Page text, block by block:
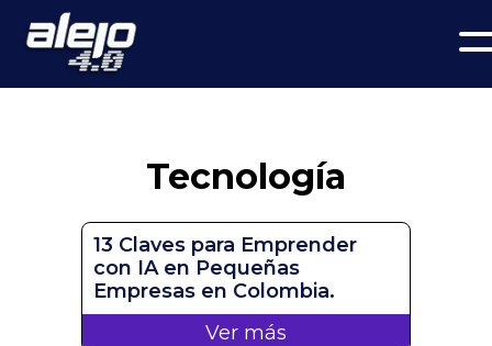
Tecnología
13 Claves para Emprender
con IA en Pequeñas
Empresas en Colombia.
Ver más